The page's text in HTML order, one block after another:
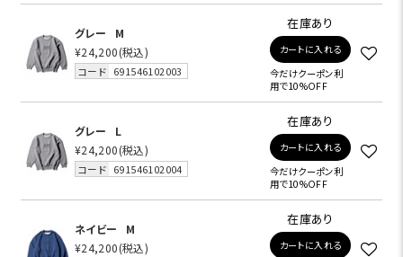
グレー
M
¥24,200(税込)
コード 691546102003
在庫あり
カートに入れる
今だけクーポン利
用で10%OFF
グレー
L
¥24,200(税込)
コード 691546102004
在庫あり
カートに入れる
今だけクーポン利
用で10%OFF
ネイビー
M
¥24,200(税込)
在庫あり
カートに入れる